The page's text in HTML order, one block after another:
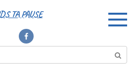
TA PAUSE